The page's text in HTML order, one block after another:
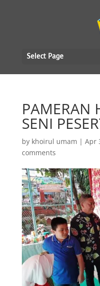
Select Page
PAMERAN
SENI
by khoirul umam | Apr
comments